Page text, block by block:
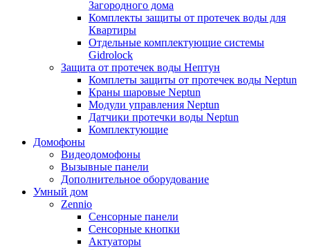
Загородного дома
Комплекты защиты от протечек воды для
Квартиры
Отдельные комплектующие системы
Gidrolock
Защита от протечек воды Нептун
Комплеты защиты от протечек воды Neptun
Краны шаровые Neptun
Модули управления Neptun
Датчики протечки воды Neptun
Комплектующие
Домофоны
Видеодомофоны
Вызывные панели
Дополнительное оборудование
Умный дом
Zennio
Сенсорные панели
Сенсорные кнопки
Актуаторы